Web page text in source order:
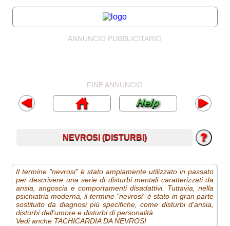
ANNUNCIO PUBBLICITARIO
FINE ANNUNCIO
NEVROSI (DISTURBI)
Il termine "nevrosi" è stato ampiamente utilizzato in passato
per descrivere una serie di disturbi mentali caratterizzati da
ansia, angoscia e comportamenti disadattivi. Tuttavia, nella
psichiatria moderna, il termine "nevrosi" è stato in gran parte
sostituito da diagnosi più specifiche, come disturbi d'ansia,
disturbi dell'umore e disturbi di personalità.
Vedi anche TACHICARDIA DA NEVROSI